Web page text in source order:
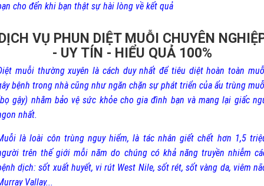
cho đến khi bạn thật sự hài lòng về kết quả
VỤ PHUN DIỆT MUỖI CHUYÊN
- UY TÍN - HIỂU QUẢ 100%
muỗi thường xuyên là cách duy nhất để tiêu diệt hoàn toàn
bệnh trong nhà cũng như ngăn chặn sự phát triển của ấu trùng
gậy) nhằm bảo vệ sức khỏe cho gia đình bạn và mang lại giấc
nhất.
là loài côn trùng nguy hiểm, là tác nhân giết chết hơn 1,5
trên thế giới mỗi năm do chúng có khả năng truyền nhiễm
dịch: sốt xuất huyết, vi rút West Nile, sốt rét, sốt vàng da, viêm
Vallay...